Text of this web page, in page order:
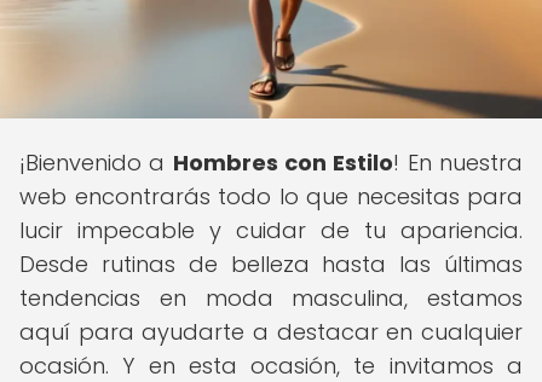
¡Bienvenido a Hombres con Estilo! En nuestra
web encontrarás todo lo que necesitas para
lucir impecable y cuidar de tu apariencia.
Desde rutinas de belleza hasta las últimas
tendencias en moda masculina, estamos
aquí para ayudarte a destacar en cualquier
ocasión. Y en esta ocasión, te invitamos a